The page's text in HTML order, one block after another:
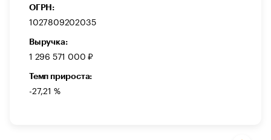
ОГРН:
1027809202035
Выручка:
1 296 571 000 ₽
Темп прироста:
-27,21 %